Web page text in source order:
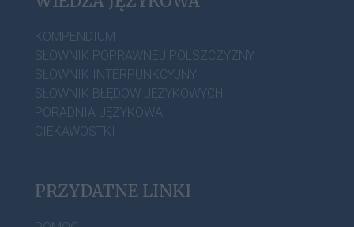
KOMPENDIUM
SŁOWNIK POPRAWNEJ POLSZCZYZNY
SŁOWNIK INTERPUNKCYJNY
SŁOWNIK BŁĘDÓW JĘZYKOWYCH
PORADNIA JĘZYKOWA
CIEKAWOSTKI
PRZYDATNE LINKI